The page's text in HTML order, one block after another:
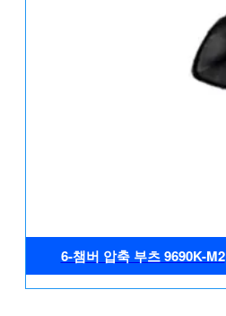
6-챔버 압축 부츠 9690K-M2